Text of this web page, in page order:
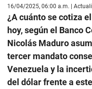
16/04/2025, 06:00 a.m. |
¿A cuánto se cotiza
hoy, según el Banco
Nicolás Maduro
tercer mandato
Venezuela y la
del dólar frente a